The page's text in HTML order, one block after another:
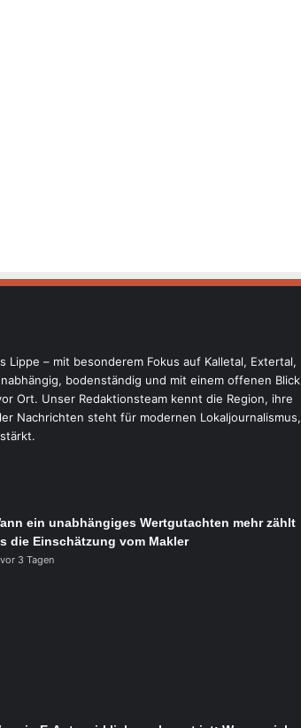
Lippe – mit besonderem Fokus auf Kalletal, Extertal,
bodenständig und mit einem offenen Blick
Ort. Unser Redaktionsteam kennt die Region, ihre
Nachrichten steht für modernen Lokaljournalismus,
ein unabhängiges Wertgutachten mehr zählt
die Einschätzung vom Makler
vor 3 Tagen